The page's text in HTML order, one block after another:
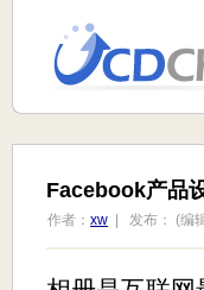
Facebook产品
作者： xw | 发布： (编